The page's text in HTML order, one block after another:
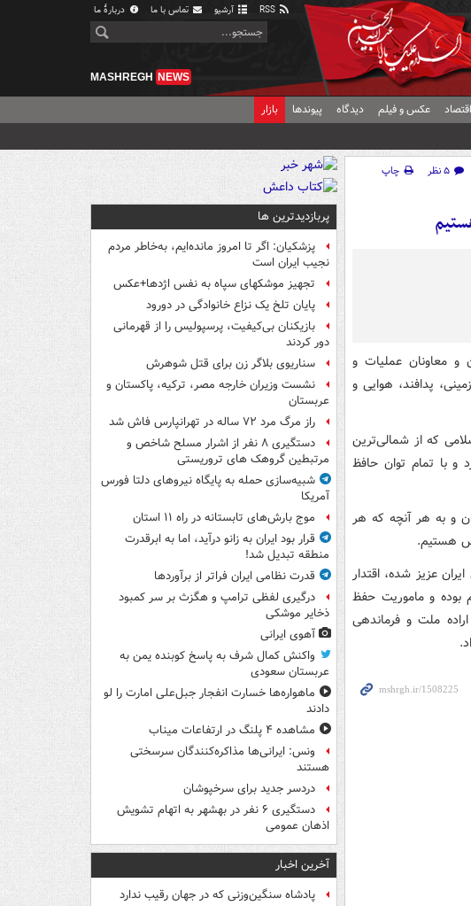
آرشیو تماس با ما دربارهٔ ما
MASHREGH NEWS
اقتصاد عکس و فیلم دیدگاه پیوندها بازار
۵ نظر
چاپ
و معاونان عملیات و
پدافند، هوایی و
که از شمالی‌ترین
با تمام توان حافظ
و به هر آنچه که هر
هستیم.
عزیز شده، اقتدار
بوده و ماموریت حفظ
ملت و فرماندهی
پربازدیدترین ها
پزشکیان: اگر تا امروز مانده‌ایم، به‌خاطر مردم
نجیب ایران است
تجهیز موشکهای سپاه به نفس اژدها+عکس
پایان تلخ یک نزاع خانوادگی در دورود
بازیکنان بی‌کیفیت، پرسپولیس را از قهرمانی
دور کردند
سناریوی بلاگر زن برای قتل شوهرش
نشست وزیران خارجه مصر، ترکیه، پاکستان و
عربستان
راز مرگ مرد ۷۲ ساله در تهرانپارس فاش شد
دستگیری ۸ نفر از اشرار مسلح شاخص و
مرتبطین گروهک های تروریستی
شبیه‌سازی حمله به پایگاه نیروهای دلتا فورس
آمریکا
موج بارش‌های تابستانه در راه ۱۱ استان
قرار بود ایران به زانو درآید، اما به ابرقدرت
منطقه تبدیل شد!
قدرت نظامی ایران فراتر از برآوردها
درگیری لفظی ترامپ و هگزث بر سر کمبود
ذخایر موشکی
آهوی ایرانی
واکنش کمال شرف به پاسخ کوبنده یمن به
عربستان سعودی
ماهواره‌ها خسارت انفجار جبل‌علی امارت را لو
دادند
مشاهده ۴ پلنگ در ارتفاعات میناب
ونس: ایرانی‌ها مذاکره‌کنندگان سرسختی
هستند
دردسر جدید برای سرخپوشان
دستگیری ۶ نفر در بهشهر به اتهام تشویش
اذهان عمومی
آخرین اخبار
پادشاه سنگین‌وزنی که در جهان رقیب ندارد